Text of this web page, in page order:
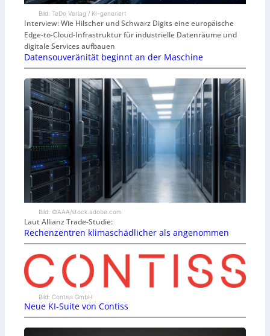
Bild: TeDo Verlag / KI-generiert
Interview: Wie Hilscher und Schwarz Digits eine europäische
Edge-to-Cloud-Infrastruktur für industrielle Datenräume und
digitale Services aufbauen
Datensouveränität beginnt an der Maschine
Bild: ©AAA/stock.adobe.com
Laut Allianz Trade-Studie:
Rechenzentren klimaschädlicher als angenommen
Bild: Contiss GmbH
Neue KI-Suite von Contiss